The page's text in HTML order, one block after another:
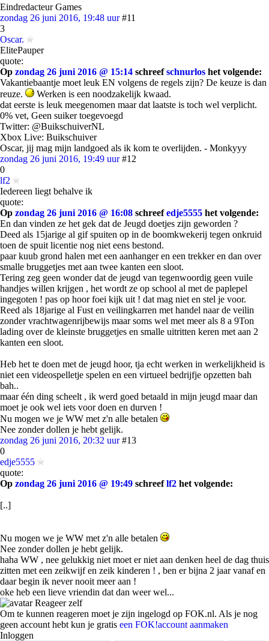
Eindredacteur Games
zondag 26 juni 2016, 19:48 uur #11
3
Oscar.
ElitePauper
quote:
Op zondag 26 juni 2016 @ 15:14 schreefschnurlos het volgende:
Vakantiebaantje moet leuk EN volgens de regels zijn? De keuze is dan
reuze.
Werken is een noodzakelijk kwaad.
dat eerste is leuk meegenomen maar dat laatste is toch wel verplicht.
0% vet, Geen suiker toegevoegd
Twitter: @BuikschuiverNL
Xbox Live: Buikschuiver
Oscar, jij mag mijn landgoed als ik kom te overlijden. - Monkyyy
zondag 26 juni 2016, 19:49 uur #12
0
lf2
Iedereen liegt behalve ik
quote:
Op zondag 26 juni 2016 @ 16:08 schreefedje5555 het volgende:
En dan vinden ze het gek dat de Jeugd doetjes zijn geworden ?
Deed als 15jarige al gif spuiten op in de boomkwekerij tegen onkruid
toen de spuit licentie nog niet eens bestond.
paar kuub grond halen met een aanhanger en een trekker en dan over
smalle bruggetjes met aan twee kanten een sloot.
Tering zeg geen wonder dat de jeugd van tegenwoordig geen vuile
handjes willen krijgen , het wordt ze op school al met de paplepel
ingegoten ! pas op hoor foei kijk uit ! dat mag niet en stel je voor.
Reed als 18jarige al Fust en veilingkarren met handel naar de veilin
zonder vrachtwagenrijbewijs maar soms wel met meer als 8 a 9Ton
lading over de kleinste bruggetjes en smalle uitritten keren met aan 2
kanten een sloot.
Heb het te doen met de jeugd hoor, tja echt werken in werkelijkheid is
niet een videospelletje spelen en een virtueel bedrijfje opzetten bah
bah..
maar één ding scheelt , ik werd goed betaald in mijn jeugd maar dan
moet je ook wel iets voor doen en durven !
Nu mogen we je WW met z'n alle betalen
Nee zonder dollen je hebt gelijk.
zondag 26 juni 2016, 20:32 uur #13
0
edje5555
quote:
Op zondag 26 juni 2016 @ 19:49 schreeflf2 het volgende:
[..]
Nu mogen we je WW met z'n alle betalen
Nee zonder dollen je hebt gelijk.
haha WW , nee gelukkig niet moet er niet aan denken heel de dag thuis
zitten met een zeikwijf en zeik kinderen ! , ben er bijna 2 jaar vanaf en
daar begin ik never nooit meer aan !
oke heb een lieve vriendin dat dan weer wel...
Reageer zelf
Om te kunnen reageren moet je zijn ingelogd op FOK.nl. Als je nog
geen account hebt kun je gratis een FOK!account aanmaken
Inloggen